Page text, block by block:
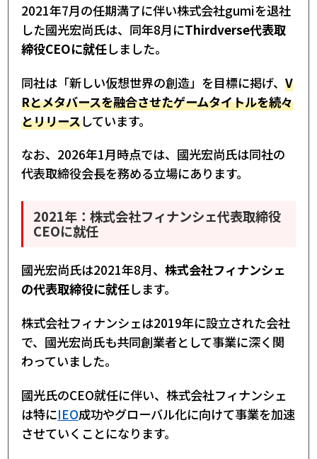
2021年7月の任期満了に伴い株式会社gumiを退社
した國光宏尚氏は、同年8月にThirdverse代表取
締役CEOに就任しました。
同社は「新しい仮想世界の創造」を目標に掲げ、 V
Rとメタバースを融合させたゲームタイトルを続々
とリリースしています。
なお、2026年1月時点では、國光宏尚氏は同社の
代表取締役会長を務める立場にあります。
2021年：株式会社フィナンシェ代表取締役
CEOに就任
國光宏尚氏は2021年8月、 株式会社フィナンシェ
の代表取締役に就任します。
株式会社フィナンシェは2019年に設立された会社
で、國光宏尚氏も共同創業者として事業に深く関
わっていました。
國光氏のCEO就任に伴い、株式会社フィナンシェ
は特にIEO成功やグローバル化に向けて事業を加速
させていくことになります。